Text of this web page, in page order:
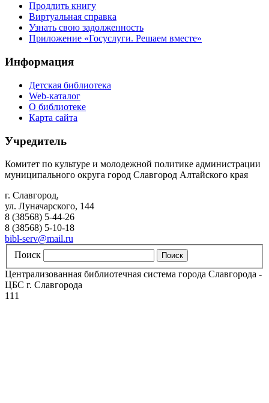
Продлить книгу
Виртуальная справка
Узнать свою задолженность
Приложение «Госуслуги. Решаем вместе»
Информация
Детская библиотека
Web-каталог
О библиотеке
Карта сайта
Учредитель
Комитет по культуре и молодежной политике администрации
муниципального округа город Славгород Алтайского края
г. Славгород,
ул. Луначарского, 144
8 (38568) 5-44-26
8 (38568) 5-10-18
bibl-serv@mail.ru
Поиск
Централизованная библиотечная система города Славгорода -
ЦБС г. Славгорода
111